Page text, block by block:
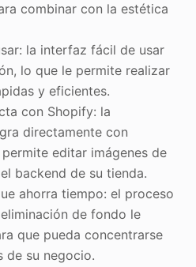
combinar con la estética
la interfaz fácil de usar
lo que le permite realizar
y eficientes.
con Shopify: la
directamente con
editar imágenes de
backend de su tienda.
ahorra tiempo: el proceso
de fondo le
que pueda concentrarse
de su negocio.